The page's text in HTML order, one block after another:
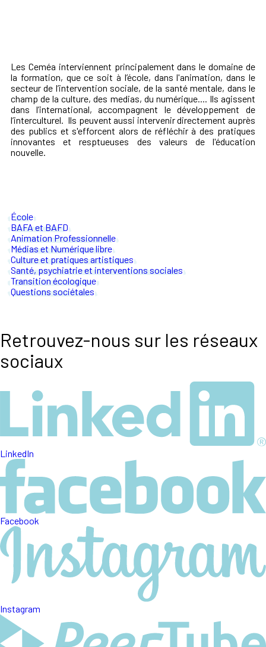
Les Ceméa interviennent principalement dans le domaine de
la formation, que ce soit à l’école, dans l'animation, dans le
secteur de l’intervention sociale, de la santé mentale, dans le
champ de la culture, des medias, du numérique.... Ils agissent
dans l’international, accompagnent le développement de
l’interculturel. Ils peuvent aussi intervenir directement auprès
des publics et s'efforcent alors de réfléchir à des pratiques
innovantes et resptueuses des valeurs de l'éducation
nouvelle.
École
BAFA et BAFD
Animation Professionnelle
Médias et Numérique libre
Culture et pratiques artistiques
Santé, psychiatrie et interventions sociales
Transition écologique
Questions sociétales
Retrouvez-nous sur les réseaux
sociaux
LinkedIn
Facebook
Instagram